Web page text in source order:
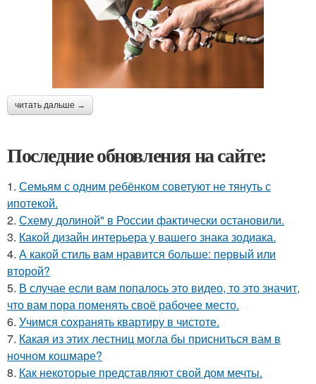
читать дальше →
Последние обновления на сайте:
1. Семьям с одним ребёнком советуют не тянуть с
ипотекой.
2. Схему долиной" в России фактически остановили.
3. Какой дизайн интерьера у вашего знака зодиака.
4. А какой стиль вам нравится больше: первый или
второй?
5. В случае если вам попалось это видео, то это значит,
что вам пора поменять своё рабочее место.
6. Учимся сохранять квартиру в чистоте.
7. Какая из этих лестниц могла бы присниться вам в
ночном кошмаре?
8. Как некоторые представляют свой дом мечты.